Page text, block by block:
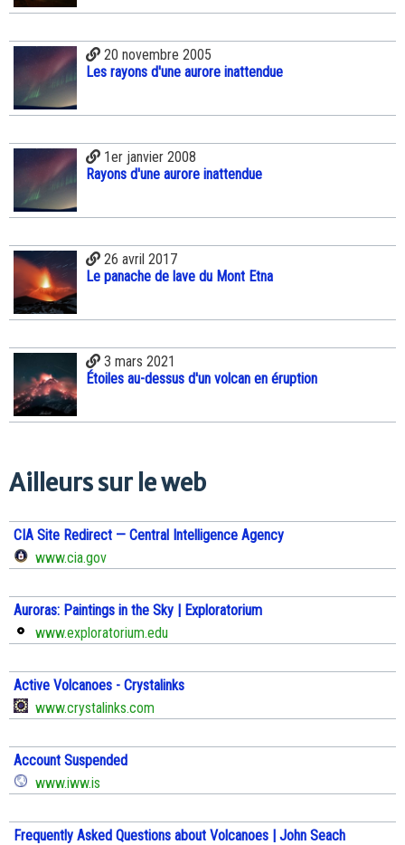
20 novembre 2005
Les rayons d'une aurore inattendue
1er janvier 2008
Rayons d'une aurore inattendue
26 avril 2017
Le panache de lave du Mont Etna
3 mars 2021
Étoiles au-dessus d'un volcan en éruption
Ailleurs sur le web
CIA Site Redirect — Central Intelligence Agency
www.cia.gov
Auroras: Paintings in the Sky | Exploratorium
www.exploratorium.edu
Active Volcanoes - Crystalinks
www.crystalinks.com
Account Suspended
www.iww.is
Frequently Asked Questions about Volcanoes | John Seach